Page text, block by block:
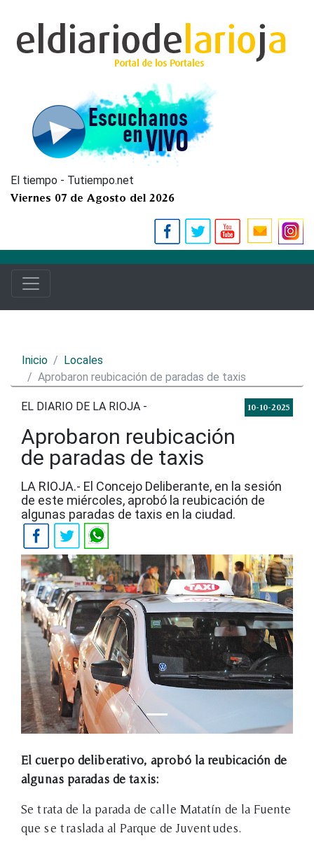
El tiempo - Tutiempo.net
Viernes 07 de Agosto del 2026
Inicio
Locales
Aprobaron reubicación de paradas de taxis
10-10-2025
EL DIARIO DE LA RIOJA -
Aprobaron reubicación
de paradas de taxis
LA RIOJA.- El Concejo Deliberante, en la sesión
de este miércoles, aprobó la reubicación de
algunas paradas de taxis en la ciudad.
El cuerpo deliberativo, aprobó la reubicación de
algunas paradas de taxis:
Se trata de la parada de calle Matatín de la Fuente
que se traslada al Parque de Juventudes.